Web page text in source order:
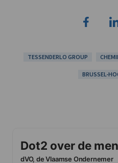
TESSENDERLO GROUP
BRUSSEL-